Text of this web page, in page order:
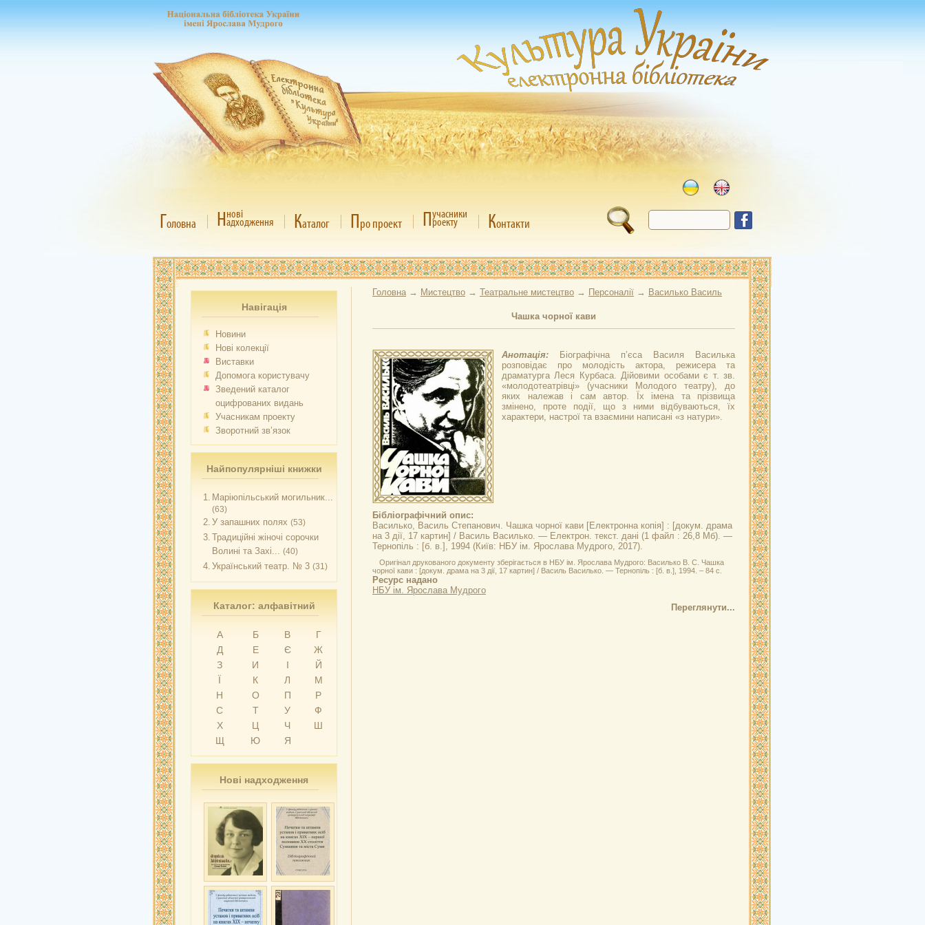
Головна Ннові
адходження Каталог Про проект Пучасники
роекту Контакти
Навігація
Новини
Нові колекції
Виставки
Допомога користувачу
Зведений каталог
оцифрованих видань
Учасникам проекту
Зворотний зв’язок
Найпопулярніші книжки
1. Маріюпільський могильник...
(63)
2. У запашних полях (53)
3. Традиційні жіночі сорочки
Волині та Захі... (40)
4. Український театр. № 3 (31)
Каталог: алфавітний
А Б В
Г
Д
Е Є
Ж
З
И І
Й
Ї
К Л
М
Н
О П
Р
С
Т У
Ф
Х
Ц Ч
Ш
Щ
Ю Я
Нові надходження
Головна → Мистецтво → Театральне мистецтво → Персоналії → Василько Василь
Чашка чорної кави
Анотація:
Біографічна п’єса Василя Василька
розповідає про молодість актора, режисера та
драматурга Леся Курбаса. Дійовими особами є т. зв.
«молодотеатрівці» (учасники Молодого театру), до
яких належав і сам автор. Їх імена та прізвища
змінено, проте події, що з ними відбуваються, їх
характери, настрої та взаємини написані «з натури».
Бібліографічний опис:
Василько, Василь Степанович. Чашка чорної кави [Електронна копія] : [докум. драма
на 3 дії, 17 картин] / Василь Василько. — Електрон. текст. дані (1 файл : 26,8 Мб). —
Тернопіль : [б. в.], 1994 (Київ: НБУ ім. Ярослава Мудрого, 2017).
Оригінал друкованого документу зберігається в НБУ ім. Ярослава Мудрого: Василько В. С. Чашка
чорної кави : [докум. драма на 3 дії, 17 картин] / Василь Василько. — Тернопіль : [б. в.], 1994. – 84 с.
Ресурс надано
НБУ ім. Ярослава Мудрого
Переглянути...